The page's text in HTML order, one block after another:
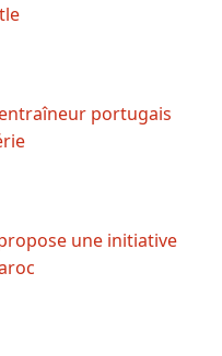
portugais
une initiative